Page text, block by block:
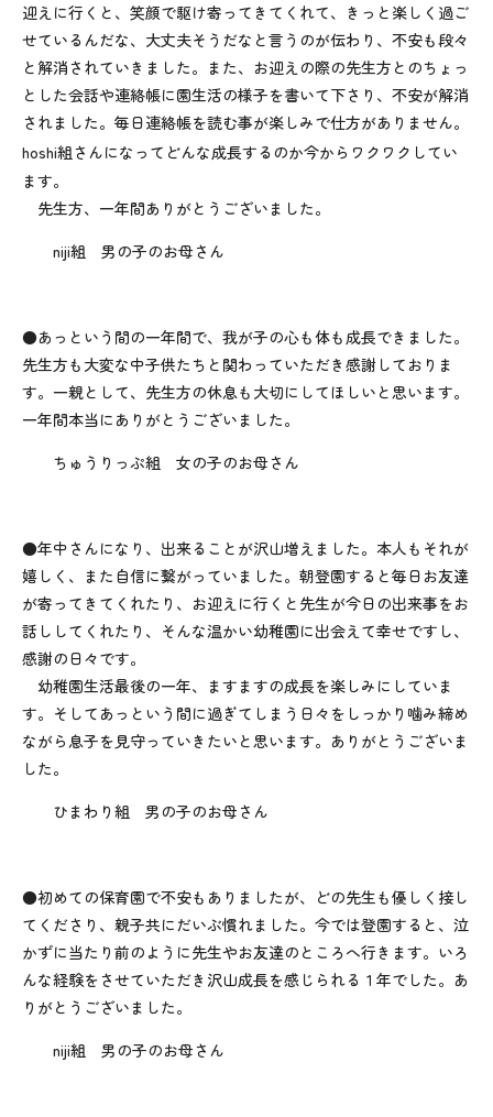
迎えに行くと、笑顔で駆け寄ってきてくれて、きっと楽しく過ご
せているんだな、大丈夫そうだなと言うのが伝わり、不安も段々
と解消されていきました。また、お迎えの際の先生方とのちょっ
とした会話や連絡帳に園生活の様子を書いて下さり、不安が解消
されました。毎日連絡帳を読む事が楽しみで仕方がありません。
hoshi組さんになってどんな成長するのか今からワクワクしてい
ます。
先生方、一年間ありがとうございました。
niji組 男の子のお母さん
●あっという間の一年間で、我が子の心も体も成長できました。
先生方も大変な中子供たちと関わっていただき感謝しておりま
す。一親として、先生方の休息も大切にしてほしいと思います。
一年間本当にありがとうございました。
ちゅうりっぷ組 女の子のお母さん
●年中さんになり、出来ることが沢山増えました。本人もそれが
嬉しく、また自信に繋がっていました。朝登園すると毎日お友達
が寄ってきてくれたり、お迎えに行くと先生が今日の出来事をお
話ししてくれたり、そんな温かい幼稚園に出会えて幸せですし、
感謝の日々です。
幼稚園生活最後の一年、ますますの成長を楽しみにしていま
す。そしてあっという間に過ぎてしまう日々をしっかり噛み締め
ながら息子を見守っていきたいと思います。ありがとうございま
した。
ひまわり組 男の子のお母さん
●初めての保育園で不安もありましたが、どの先生も優しく接し
てくださり、親子共にだいぶ慣れました。今では登園すると、泣
かずに当たり前のように先生やお友達のところへ行きます。いろ
んな経験をさせていただき沢山成長を感じられる１年でした。あ
りがとうございました。
niji組 男の子のお母さん